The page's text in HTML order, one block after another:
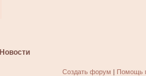
Новости
Создать форум | Помощь